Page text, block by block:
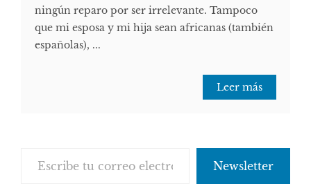
ningún reparo por ser irrelevante. Tampoco
que mi esposa y mi hija sean africanas (también
españolas), ...
Leer más
Newsletter